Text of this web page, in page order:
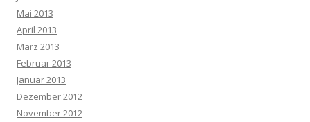
Mai 2013
April 2013
März 2013
Februar 2013
Januar 2013
Dezember 2012
November 2012